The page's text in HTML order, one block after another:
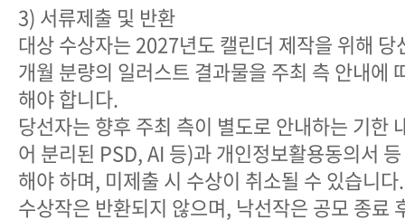
3) 서류제출 및 반환
대상 수상자는 2027년도 캘린더 제작을 위해
개월 분량의 일러스트 결과물을 주최 측 안내에
해야 합니다.
당선자는 향후 주최 측이 별도로 안내하는 기한
어 분리된 PSD, AI 등)과 개인정보활용동의서
해야 하며, 미제출 시 수상이 취소될 수 있습니다.
수상작은 반환되지 않으며, 낙선작은 공모 종료